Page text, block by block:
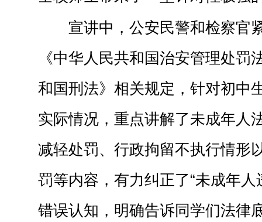
宣讲中，公安民警和检察官
《中华人民共和国治安管理处罚
和国刑法》相关规定，针对初中
实际情况，重点讲解了未成年人
减轻处罚、行政拘留不执行情形
罚等内容，有力纠正了“未成年人
错误认知，明确告诉同学们法律